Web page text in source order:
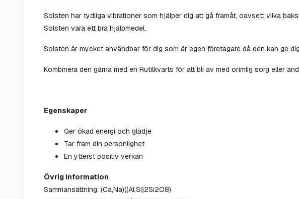
Solsten har tydliga vibrationer som hjälper dig att gå framåt, oavsett vilka
Solsten vara ett bra hjälpmedel.
Solsten är mycket användbar för dig som är egen företagare då den kan ge
Kombinera den gärna med en Rutilkvarts för att bli av med orimlig sorg eller
Egenskaper
Ger ökad energi och glädje
Tar fram din personlighet
En ytterst positiv verkan
Övrig information
Sammansättning: (Ca,Na)((Al,Si)2Si2O8)